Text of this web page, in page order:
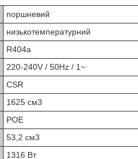
поршневий
низькотемпературний
R404a
220-240V / 50Hz / 1~
CSR
1625 см3
POE
53,2 см3
1316 Вт